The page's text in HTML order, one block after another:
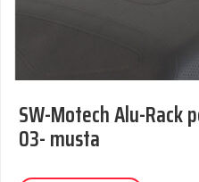
SW-Motech Alu-Rack
03- musta